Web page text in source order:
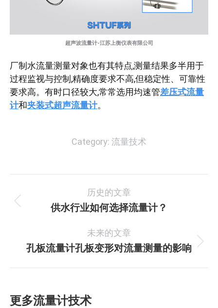
超声波流量计-江苏上衡仪表有限公司
厂制水流量测量对象也有其特点,测量结果多半用于
过程监视与控制,精确度要求不高,但稳定性、可靠性
要求高。有时口径较大,常常选用均速管差压式流量
计和夹装式超声流量计。
Category: 流量技术
章
历史的文章
历
的
文
供水行业如何选择流量计？
未来的文章
未
孔板流量计孔板变形对流量测量的影响
更多流量计技术